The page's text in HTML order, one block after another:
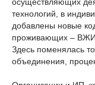
технологий, в
добавлены новые
проживающих –
Здесь поменялась
объединения,